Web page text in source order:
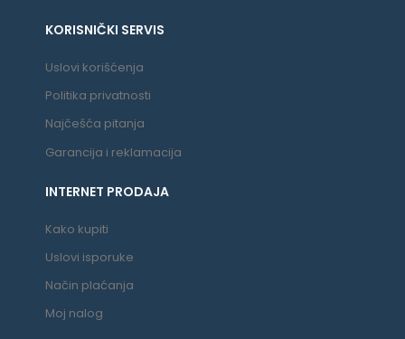
KORISNIČKI SERVIS
Uslovi korišćenja
Politika privatnosti
Najčešća pitanja
Garancija i reklamacija
INTERNET PRODAJA
Kako kupiti
Uslovi isporuke
Način plaćanja
Moj nalog